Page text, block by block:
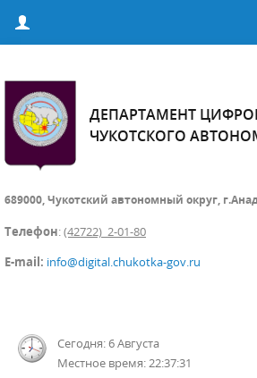
ДЕПАРТАМЕНТ
ЧУКОТСКОГО
689000, Чукотский автономный округ,
Телефон:(42722) 2-01-80
E-mail: info@digital.chukotka-gov.ru
Сегодня: 6 Августа
Местное время: 22:37:32